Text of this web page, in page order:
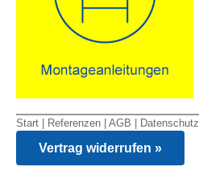
Start Referenzen AGB Datenschutz
Vertrag widerrufen »